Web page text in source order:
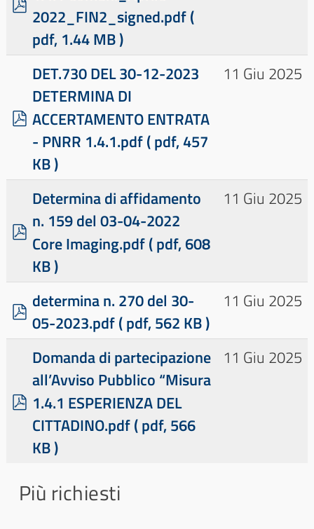
d2022_FIN2_signed.pdf(
pdf, 1.44 MB )
p
DET.730 DEL 30-12-2023
DETERMINA DI
ACCERTAMENTO ENTRATA
- PNRR 1.4.1.pdf( pdf, 457
KB )
11 Giu 2025
p
d
Determina di affidamento
n. 159 del 03-04-2022
Core Imaging.pdf( pdf, 608
KB )
11 Giu 2025
p
d
determina n. 270 del 30-
05-2023.pdf( pdf, 562 KB )
11 Giu 2025
p
d
Domanda di partecipazione
all’Avviso Pubblico “Misura
1.4.1 ESPERIENZA DEL
CITTADINO.pdf( pdf, 566
KB )
11 Giu 2025
Più richiesti